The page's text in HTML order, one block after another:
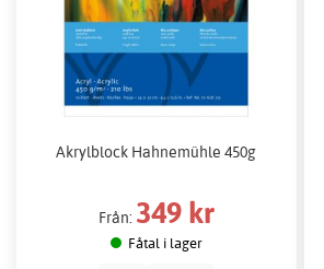
Akrylblock Hahnemühle 450g
Från: 349 kr
Fåtal i lager